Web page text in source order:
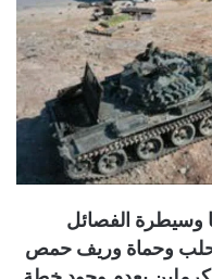
وسيطرة الفصائل
حلب وحماة وريف حمص